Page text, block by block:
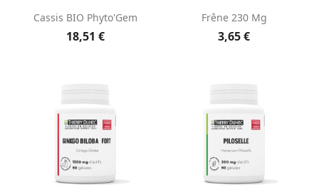
Cassis BIO Phyto'Gem
18,51 €
Frêne 230 Mg
3,65 €